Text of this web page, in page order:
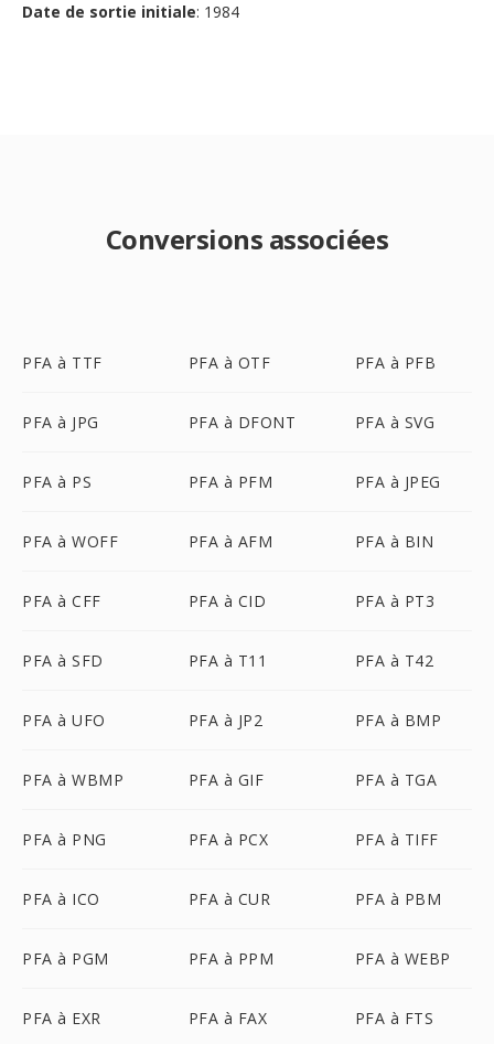
Date de sortie initiale: 1984
Conversions associées
PFA à TTF PFA à OTF PFA à PFB
PFA à JPG PFA à DFONT PFA à SVG
PFA à PS PFA à PFM PFA à JPEG
PFA à WOFF PFA à AFM PFA à BIN
PFA à CFF PFA à CID PFA à PT3
PFA à SFD PFA à T11 PFA à T42
PFA à UFO PFA à JP2 PFA à BMP
PFA à WBMP PFA à GIF PFA à TGA
PFA à PNG PFA à PCX PFA à TIFF
PFA à ICO PFA à CUR PFA à PBM
PFA à PGM PFA à PPM PFA à WEBP
PFA à EXR PFA à FAX PFA à FTS